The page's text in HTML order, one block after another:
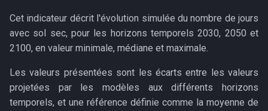
h
e
r
c
Cet indicateur décrit l'évolution simulée du nombre de jours
avec sol sec, pour les horizons temporels 2030, 2050 et
2100, en valeur minimale, médiane et maximale.
Les valeurs présentées sont les écarts entre les valeurs
projetées par les modèles aux différents horizons
temporels, et une référence définie comme la moyenne de